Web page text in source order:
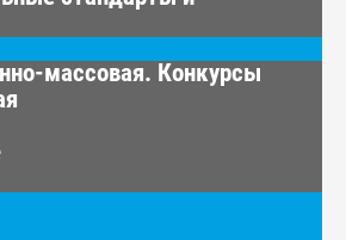
массовая. Конкурсы